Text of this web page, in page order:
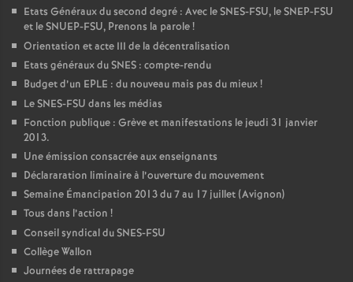
Etats Généraux du second degré : Avec le SNES-FSU, le SNEP-FSU
et le SNUEP-FSU, Prenons la parole!
Orientation et acte III de la décentralisation
Etats généraux du SNES : compte-rendu
Budget d’un EPLE : du nouveau mais pas du mieux!
Le SNES-FSU dans les médias
Fonction publique : Grève et manifestations le jeudi 31 janvier
2013.
Une émission consacrée aux enseignants
Déclararation liminaire à l’ouverture du mouvement
Semaine Émancipation 2013 du 7 au 17 juillet (Avignon)
Tous dans l’action !
Conseil syndical du SNES-FSU
Collège Wallon
Journées de rattrapage